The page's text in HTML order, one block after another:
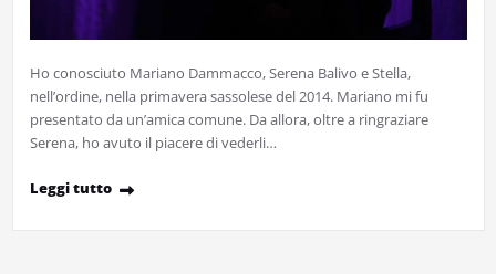
Ho conosciuto Mariano Dammacco, Serena Balivo e Stella,
nell’ordine, nella primavera sassolese del 2014. Mariano mi fu
presentato da un’amica comune. Da allora, oltre a ringraziare
Serena, ho avuto il piacere di vederli…
Leggi tutto